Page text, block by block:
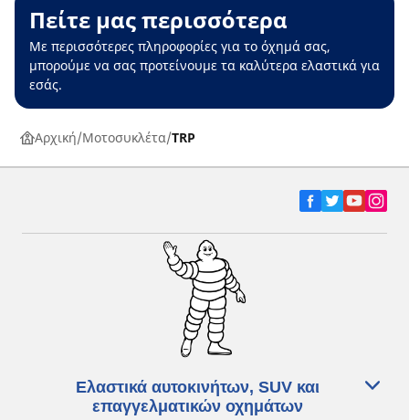
Πείτε μας περισσότερα
Με περισσότερες πληροφορίες για το όχημά σας,
μπορούμε να σας προτείνουμε τα καλύτερα ελαστικά για
εσάς.
Αρχική Μοτοσυκλέτα TRP
Ελαστικά αυτοκινήτων, SUV και
επαγγελματικών οχημάτων